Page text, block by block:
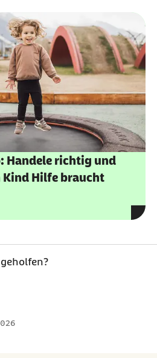
richtig und
Kind Hilfe braucht
4 Sterne5 Sterne